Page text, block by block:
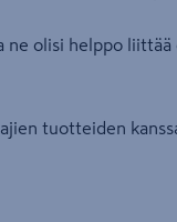
olisi helppo liittää
tuotteiden